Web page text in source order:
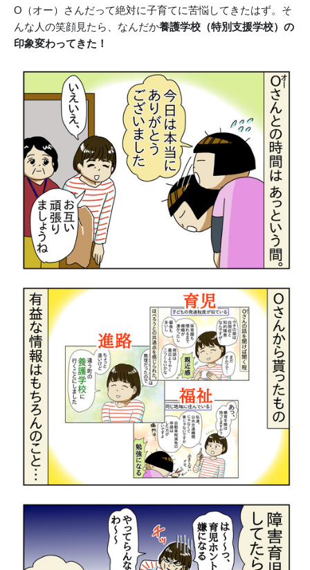
O（オー）さんだって絶対に子育てに苦悩してきたはず。そ
んな人の笑顔見たら、なんだか養護学校（特別支援学校）の
印象変わってきた！